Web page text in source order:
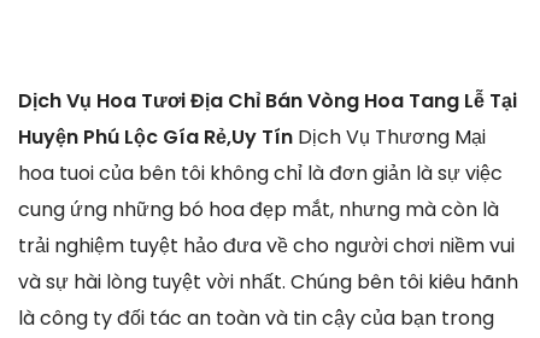
Dịch Vụ Hoa Tươi Địa Chỉ Bán Vòng Hoa Tang Lễ Tại
Huyện Phú Lộc Gía Rẻ,Uy Tín Dịch Vụ Thương Mại
hoa tuoi của bên tôi không chỉ là đơn giản là sự việc
cung ứng những bó hoa đẹp mắt, nhưng mà còn là
trải nghiệm tuyệt hảo đưa về cho người chơi niềm vui
và sự hài lòng tuyệt vời nhất. Chúng bên tôi kiêu hãnh
là công ty đối tác an toàn và tin cậy của bạn trong